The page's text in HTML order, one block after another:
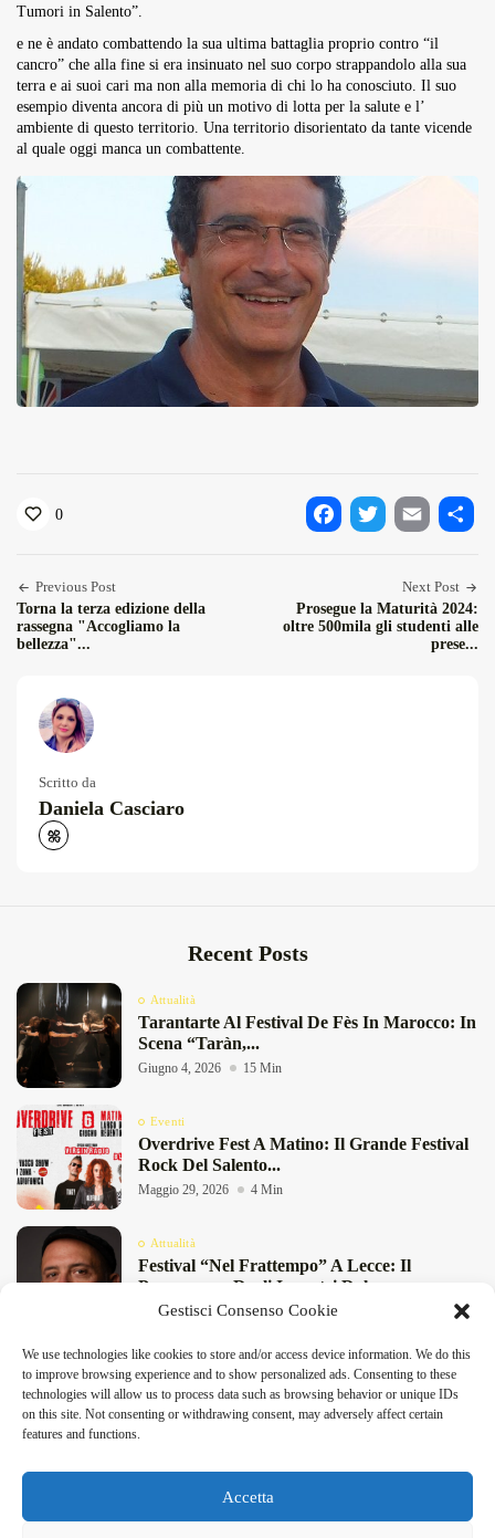
Gestisci Consenso Cookie
We use technologies like cookies to store and/or access device information. We do this
to improve browsing experience and to show personalized ads. Consenting to these
technologies will allow us to process data such as browsing behavior or unique IDs
on this site. Not consenting or withdrawing consent, may adversely affect certain
features and functions.
Accetta
Tumori in Salento”.
e ne è andato combattendo la sua ultima battaglia proprio contro “il
cancro” che alla fine si era insinuato nel suo corpo strappandolo alla sua
terra e ai suoi cari ma non alla memoria di chi lo ha conosciuto. Il suo
esempio diventa ancora di più un motivo di lotta per la salute e l’
ambiente di questo territorio. Una territorio disorientato da tante vicende
al quale oggi manca un combattente.
0
Previous Post
Torna la terza edizione della
rassegna "Accogliamo la
bellezza"...
Next Post
Prosegue la Maturità 2024:
oltre 500mila gli studenti alle
prese...
Scritto da
Daniela Casciaro
Recent Posts
Attualità
Tarantarte Al Festival De Fès In Marocco: In
Scena “Taràn,...
Giugno 4, 2026 15 Min
Eventi
Overdrive Fest A Matino: Il Grande Festival
Rock Del Salento...
Maggio 29, 2026 4 Min
Attualità
Festival “Nel Frattempo” A Lecce: Il
Programma Degli Incontri Dal...
Maggio 27, 2026 11 Min
Birre Di Primavera 2026 A San Foca: Birra
Artigianale E...